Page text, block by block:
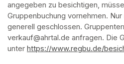
angegeben zu besichtigen,
Gruppenbuchung vornehmen.
generell geschlossen.
verkauf@ahrtal.de anfragen. Die
unter https://www.regbu.de/